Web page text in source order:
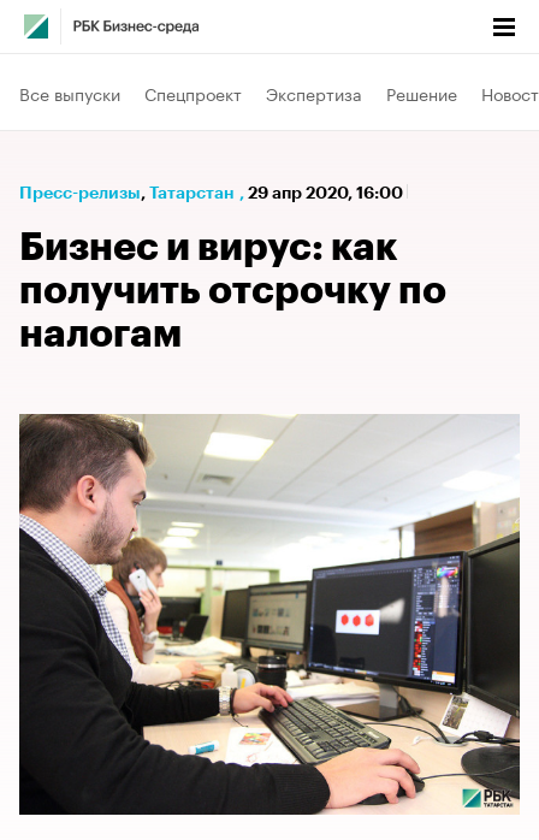
Все выпуски Спецпроект Экспертиза Решение
Пресс-релизы⁠, Татарстан , 29 апр 2020, 16:00
Бизнес и вирус: как
получить отсрочку по
налогам